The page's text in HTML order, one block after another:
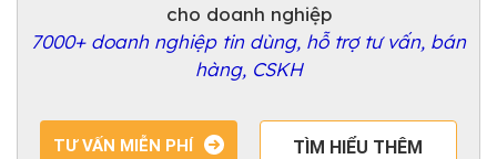
cho doanh nghiệp
7000+ doanh nghiệp tin dùng, hỗ trợ tư vấn, bán
hàng, CSKH
TƯ VẤN MIỄN PHÍ TÌM HIỂU THÊM